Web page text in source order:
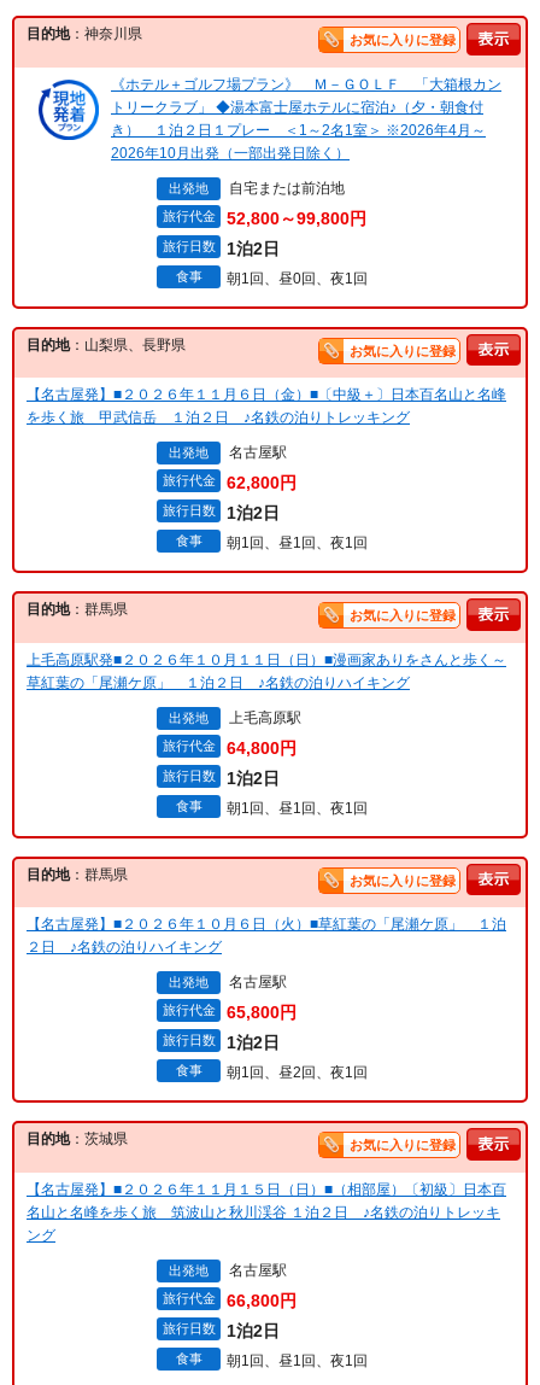
目的地：神奈川県 お気に入りに登録
《ホテル＋ゴルフ場プラン》 Ｍ－ＧＯＬＦ 「大箱根カン
トリークラブ」 ◆湯本富士屋ホテルに宿泊♪（夕・朝食付
き） １泊２日１プレー ＜1～2名1室＞ ※2026年4月～
2026年10月出発（一部出発日除く）
出発地 自宅または前泊地
旅行代金 52,800～99,800円
旅行日数 1泊2日
食事 朝1回、昼0回、夜1回
目的地：山梨県、長野県 お気に入りに登録
【名古屋発】■２０２６年１１月６日（金）■〔中級＋〕日本百名山と名峰
を歩く旅 甲武信岳 １泊２日 ♪名鉄の泊りトレッキング
出発地 名古屋駅
旅行代金 62,800円
旅行日数 1泊2日
食事 朝1回、昼1回、夜1回
目的地：群馬県 お気に入りに登録
上毛高原駅発■２０２６年１０月１１日（日）■漫画家ありをさんと歩く～
草紅葉の「尾瀬ケ原」 １泊２日 ♪名鉄の泊りハイキング
出発地 上毛高原駅
旅行代金 64,800円
旅行日数 1泊2日
食事 朝1回、昼1回、夜1回
目的地：群馬県 お気に入りに登録
【名古屋発】■２０２６年１０月６日（火）■草紅葉の「尾瀬ケ原」 １泊
２日 ♪名鉄の泊りハイキング
出発地 名古屋駅
旅行代金 65,800円
旅行日数 1泊2日
食事 朝1回、昼2回、夜1回
目的地：茨城県 お気に入りに登録
【名古屋発】■２０２６年１１月１５日（日）■（相部屋）〔初級〕日本百
名山と名峰を歩く旅 筑波山と秋川渓谷 １泊２日 ♪名鉄の泊りトレッキ
ング
出発地 名古屋駅
旅行代金 66,800円
旅行日数 1泊2日
食事 朝1回、昼1回、夜1回